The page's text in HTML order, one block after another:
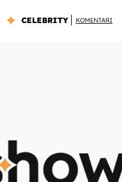
CELEBRITY KOMENTARI